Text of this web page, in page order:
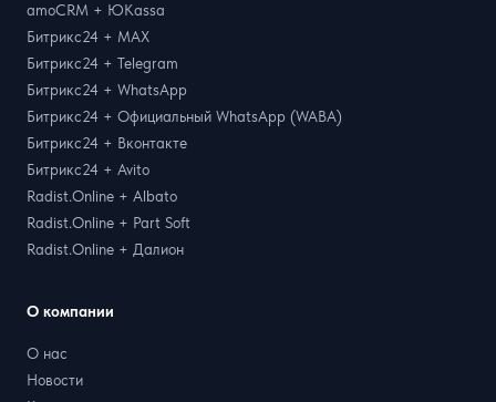
amoCRM + ЮKassa
Битрикс24 + MAX
Битрикс24 + Telegram
Битрикс24 + WhatsApp
Битрикс24 + Официальный WhatsApp (WABA)
Битрикс24 + Вконтакте
Битрикс24 + Avito
Radist.Online + Albato
Radist.Online + Part Soft
Radist.Online + Далион
О компании
О нас
Новости